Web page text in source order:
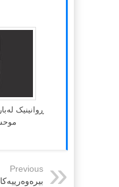
ڕوانینیک
Previous